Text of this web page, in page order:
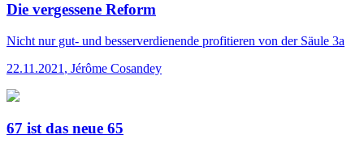
Die vergessene Reform
Nicht nur gut- und besserverdienende profitieren von der Säule 3a
22.11.2021 , Jérôme Cosandey
67 ist das neue 65